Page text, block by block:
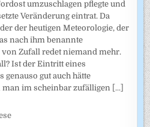
umzuschlagen pflegte und
Veränderung eintrat. Da
der heutigen Meteorologie, der
nach ihm benannte
Zufall redet niemand mehr.
Ist der Eintritt eines
genauso gut auch hätte
im scheinbar zufälligen [...]